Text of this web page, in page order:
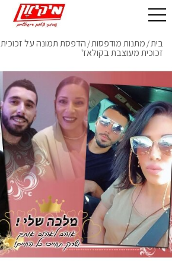
בית/ מתנות מודפסות/ הדפסת תמונה על זכוכית
זכוכית מעוצבת בקולאז'